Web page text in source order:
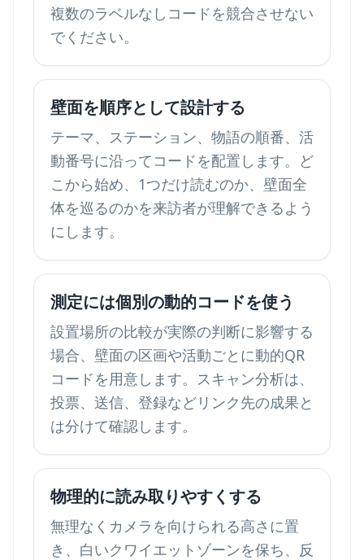
複数のラベルなしコードを競合させない
でください。
壁面を順序として設計する
テーマ、ステーション、物語の順番、活
動番号に沿ってコードを配置します。ど
こから始め、1つだけ読むのか、壁面全
体を巡るのかを来訪者が理解できるよう
にします。
測定には個別の動的コードを使う
設置場所の比較が実際の判断に影響する
場合、壁面の区画や活動ごとに動的QR
コードを用意します。スキャン分析は、
投票、送信、登録などリンク先の成果と
は分けて確認します。
物理的に読み取りやすくする
無理なくカメラを向けられる高さに置
き、白いクワイエットゾーンを保ち、反